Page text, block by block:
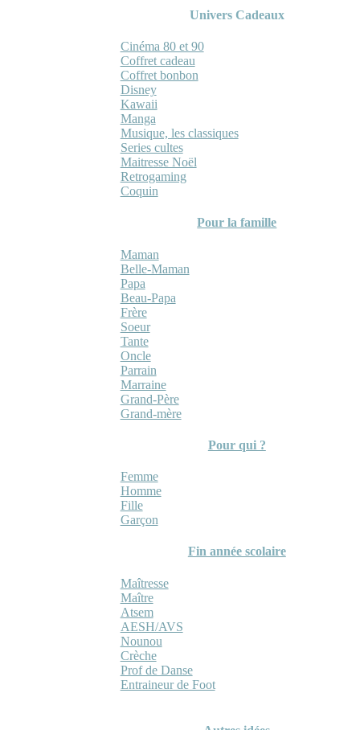
Univers Cadeaux
Cinéma 80 et 90
Coffret cadeau
Coffret bonbon
Disney
Kawaii
Manga
Musique, les classiques
Series cultes
Maitresse Noël
Retrogaming
Coquin
Pour la famille
Maman
Belle-Maman
Papa
Beau-Papa
Frère
Soeur
Tante
Oncle
Parrain
Marraine
Grand-Père
Grand-mère
Pour qui ?
Femme
Homme
Fille
Garçon
Fin année scolaire
Maîtresse
Maître
Atsem
AESH/AVS
Nounou
Crèche
Prof de Danse
Entraineur de Foot